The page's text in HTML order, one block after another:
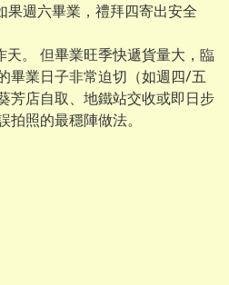
果週六畢業，禮拜四寄出安全
天。 但畢業旺季快遞貨量大，臨
畢業日子非常迫切（如週四/五
芳店自取、地鐵站交收或即日步
拍照的最穩陣做法。